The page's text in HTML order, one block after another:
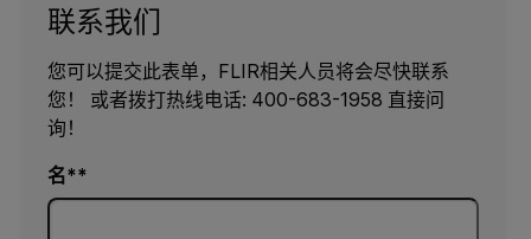
联系我们
您可以提交此表单，FLIR相关人员将会尽快联系
您！ 或者拨打热线电话: 400-683-1958 直接问
询！
名*